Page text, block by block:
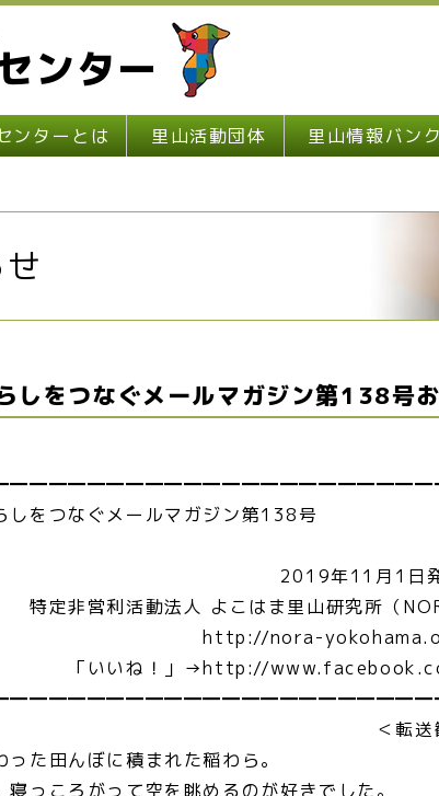
ンター
ンターとは 里山活動団体 里山情報バンク
しをつなぐメールマガジン第138号
をつなぐメールマガジン第138号
年11月1日発
活動法人 よこはま里山研究所（
nora-
！」→http://
送歓迎
た田んぼに積まれた稲わら。
寝っころがって空を眺めるのが好きでした。